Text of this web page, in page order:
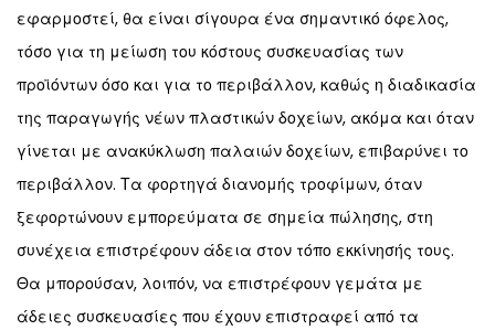
εφαρμοστεί, θα είναι σίγουρα ένα σημαντικό όφελος,
τόσο για τη μείωση του κόστους συσκευασίας των
προϊόντων όσο και για το περιβάλλον, καθώς η διαδικασία
της παραγωγής νέων πλαστικών δοχείων, ακόμα και όταν
γίνεται με ανακύκλωση παλαιών δοχείων, επιβαρύνει το
περιβάλλον. Τα φορτηγά διανομής τροφίμων, όταν
ξεφορτώνουν εμπορεύματα σε σημεία πώλησης, στη
συνέχεια επιστρέφουν άδεια στον τόπο εκκίνησής τους.
Θα μπορούσαν, λοιπόν, να επιστρέφουν γεμάτα με
άδειες συσκευασίες που έχουν επιστραφεί από τα